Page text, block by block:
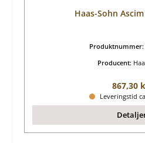
Haas-Sohn
Produktnummer:
Producent:
867,30
Leveringstid